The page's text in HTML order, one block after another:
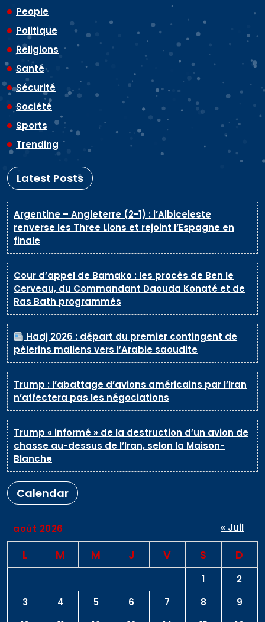
People
Politique
Religions
Santé
Sécurité
Société
Sports
Trending
Latest Posts
Argentine – Angleterre (2-1) : l’Albiceleste
renverse les Three Lions et rejoint l’Espagne en
finale
Cour d’appel de Bamako : les procès de Ben le
Cerveau, du Commandant Daouda Konaté et de
Ras Bath programmés
Hadj 2026 : départ du premier contingent de
pèlerins maliens vers l’Arabie saoudite
Trump : l’abattage d’avions américains par l’Iran
n’affectera pas les négociations
Trump « informé » de la destruction d’un avion de
chasse au-dessus de l’Iran, selon la Maison-
Blanche
Calendar
août 2026
L M M J V S D
1
2
3
4 5 6 7 8
9
« Juil